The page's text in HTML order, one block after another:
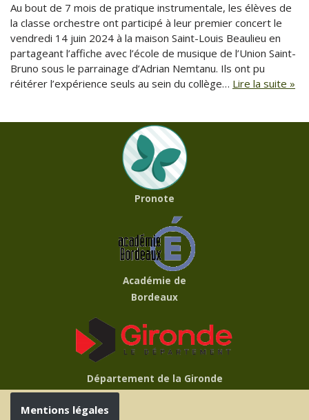
Au bout de 7 mois de pratique instrumentale, les élèves de
la classe orchestre ont participé à leur premier concert le
vendredi 14 juin 2024 à la maison Saint-Louis Beaulieu en
partageant l’affiche avec l’école de musique de l’Union Saint-
Bruno sous le parrainage d’Adrian Nemtanu. Ils ont pu
réitérer l’expérience seuls au sein du collège… Lire la suite »
Pronote
Académie de
Bordeaux
Département de la Gironde
Mentions légales